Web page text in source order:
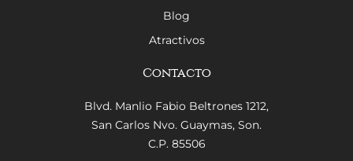
Blog
Atractivos
Contacto
Blvd. Manlio Fabio Beltrones 1212,
San Carlos Nvo. Guaymas, Son.
C.P. 85506